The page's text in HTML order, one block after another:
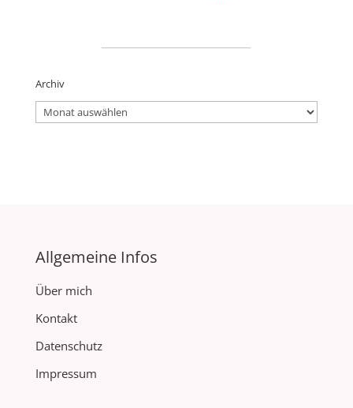
Archiv
Archiv
Allgemeine Infos
Über mich
Kontakt
Datenschutz
Impressum